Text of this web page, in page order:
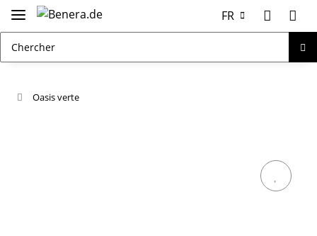
FR
Oasis verte